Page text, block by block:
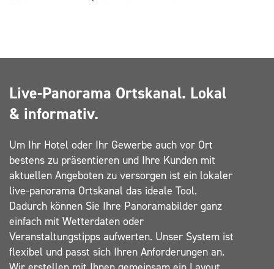
Live-Panorama Ortskanal. Lokal
& informativ.
Um Ihr Hotel oder Ihr Gewerbe auch vor Ort
bestens zu präsentieren und Ihre Kunden mit
aktuellen Angeboten zu versorgen ist ein lokaler
live-panorama Ortskanal das ideale Tool.
Dadurch können Sie Ihre Panoramabilder ganz
einfach mit Wetterdaten oder
Veranstaltungstipps aufwerten. Unser System ist
flexibel und passt sich Ihren Anforderungen an.